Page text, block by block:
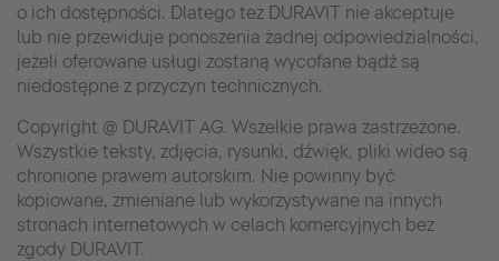
o ich dostępności. Dlatego też DURAVIT nie akceptuje
lub nie przewiduje ponoszenia żadnej odpowiedzialności,
jeżeli oferowane usługi zostaną wycofane bądź są
niedostępne z przyczyn technicznych.
Copyright @ DURAVIT AG. Wszelkie prawa zastrzeżone.
Wszystkie teksty, zdjęcia, rysunki, dźwięk, pliki wideo są
chronione prawem autorskim. Nie powinny być
kopiowane, zmieniane lub wykorzystywane na innych
stronach internetowych w celach komercyjnych bez
zgody DURAVIT.